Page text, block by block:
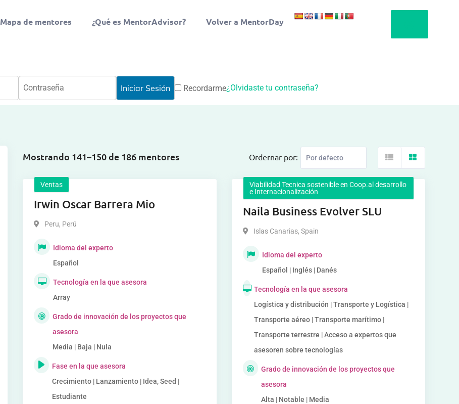
Mapa de mentores ¿Qué es MentorAdvisor? Volver a MentorDay
Recordarme¿Olvidaste tu contraseña?
Mostrando 141–150 de 186 mentores Ordernar por:
Ventas
Irwin Oscar Barrera Mio
Peru, Perú
Idioma del experto
Español
Tecnología en la que asesora
Array
Grado de innovación de los proyectos que
asesora
Media | Baja | Nula
Fase en la que asesora
Crecimiento | Lanzamiento | Idea, Seed |
Estudiante
Viabilidad Tecnica sostenible en Coop.al desarrollo
e Internacionalización
Naila Business Evolver SLU
Islas Canarias, Spain
Idioma del experto
Español | Inglés | Danés
Tecnología en la que asesora
Logística y distribución | Transporte y Logística |
Transporte aéreo | Transporte marítimo |
Transporte terrestre | Acceso a expertos que
asesoren sobre tecnologías
Grado de innovación de los proyectos que
asesora
Alta | Notable | Media